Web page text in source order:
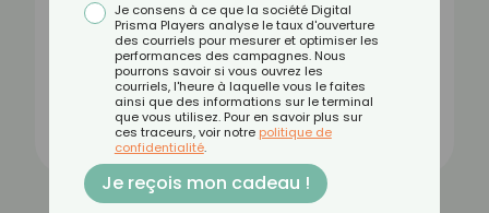
Je consens à ce que la société Digital
Prisma Players analyse le taux d'ouverture
des courriels pour mesurer et optimiser les
performances des campagnes. Nous
pourrons savoir si vous ouvrez les
courriels, l'heure à laquelle vous le faites
ainsi que des informations sur le terminal
que vous utilisez. Pour en savoir plus sur
ces traceurs, voir notre politique de
confidentialité.
Je reçois mon cadeau !